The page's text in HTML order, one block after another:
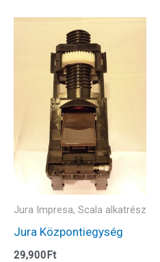
Jura Impresa, Scala alkatrész
Jura Központiegység
29,900Ft